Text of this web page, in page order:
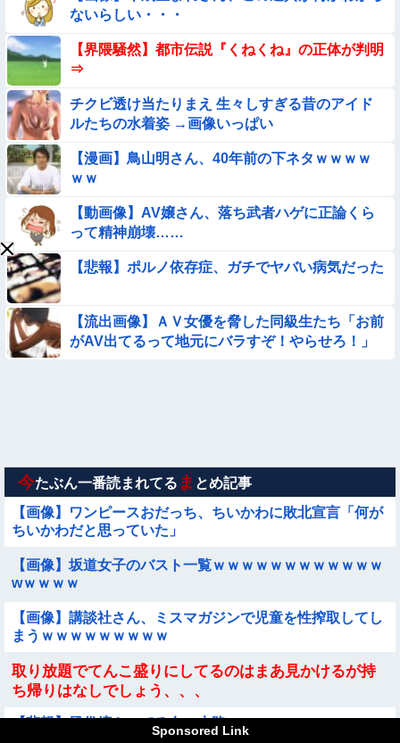
画】
【画像】プールで水着が脱げちゃった女の子の反応ｗｗｗｗｗ
ｗｗｗ
【問題】全員受かると話題の『自衛隊』の採用試験がこちら
【→】
★【画像】この飲み物覚えてるやつ0人説
【画像】お前らこの超美人が整形か否か判定たのむ！！
【ロマン】世界を動かした暗号ランキング
【画像】プールに来てた水着JCたち どの娘を選ぶの？
【動画】女子中学生の『チン媚びダンス』が気持ち悪い🤮
ないらしい・・・
【界隈騒然】都市伝説『くねくね』の正体が判明
⇒
チクビ透け当たりまえ 生々しすぎる昔のアイド
ルたちの水着姿 →画像いっぱい
【漫画】鳥山明さん、40年前の下ネタｗｗｗｗ
ｗｗ
【動画像】AV嬢さん、落ち武者ハゲに正論くら
って精神崩壊……
【悲報】ポルノ依存症、ガチでヤバい病気だった
【流出画像】ＡＶ女優を脅した同級生たち「お前
がAV出てるって地元にバラすぞ！やらせろ！」
今たぶん一番読まれてる ま とめ記事
【画像】ワンピースおだっち、ちいかわに敗北宣言「何が
ちいかわだと思っていた」
【画像】坂道女子のバスト一覧ｗｗｗｗｗｗｗｗｗｗｗｗ
wｗｗｗｗ
【画像】講談社さん、ミスマガジンで児童を性搾取してし
まうｗｗｗｗｗｗｗｗｗ
取り放題でてんこ盛りにしてるのはまあ見かけるが持
ち帰りはなしでしょう、、、
【悲報】風俗嬢やってる女の末路ｗｗｗｗｗｗｗｗｗｗｗ
Sponsored Link